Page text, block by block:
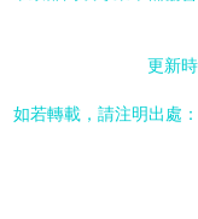
更新
如若轉載，請注明出處